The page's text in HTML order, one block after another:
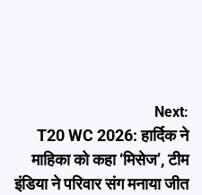
Next:
T20 WC 2026: हार्दिक ने
माहिका को कहा ‘मिसेज’, टीम
इंडिया ने परिवार संग मनाया जीत